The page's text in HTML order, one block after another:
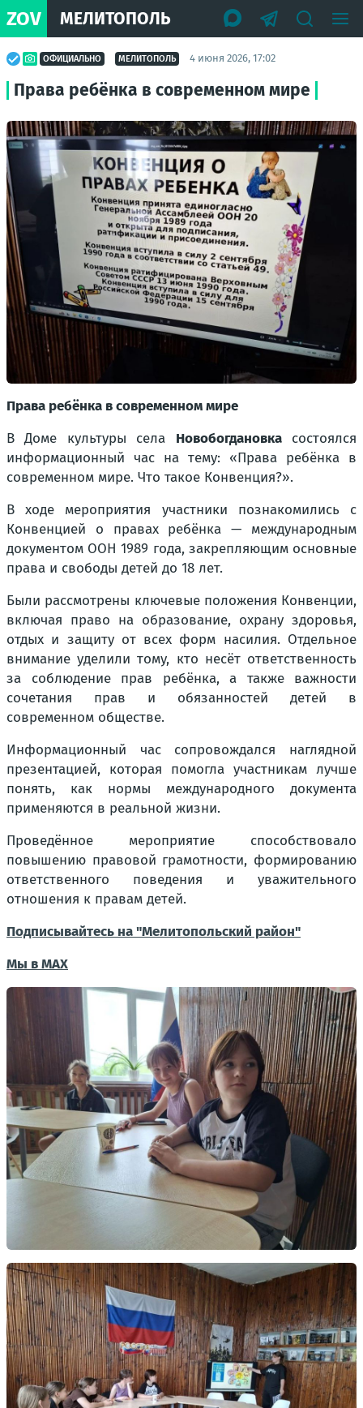
ZOV МЕЛИТОПОЛЬ
ОФИЦИАЛЬНО МЕЛИТОПОЛЬ 4 июня 2026, 17:02
Права ребёнка в современном мире
Права ребёнка в современном мире
В Доме культуры села Новобогдановкасостоялся
информационный час на тему: «Права ребёнка в
современном мире. Что такое Конвенция?».
В ходе мероприятия участники познакомились с
Конвенцией о правах ребёнка — международным
документом ООН 1989 года, закрепляющим основные
права и свободы детей до 18 лет.
Были рассмотрены ключевые положения Конвенции,
включая право на образование, охрану здоровья,
отдых и защиту от всех форм насилия. Отдельное
внимание уделили тому, кто несёт ответственность
за соблюдение прав ребёнка, а также важности
сочетания прав и обязанностей детей в
современном обществе.
Информационный час сопровождался наглядной
презентацией, которая помогла участникам лучше
понять, как нормы международного документа
применяются в реальной жизни.
Проведённое мероприятие способствовало
повышению правовой грамотности, формированию
ответственного поведения и уважительного
отношения к правам детей.
Подписывайтесь на "Мелитопольский район"
Мы в МАХ